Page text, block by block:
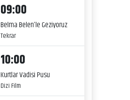
09:00
Belma Belen’le Geziyoruz
Tekrar
10:00
Kurtlar Vadisi Pusu
Dizi Film